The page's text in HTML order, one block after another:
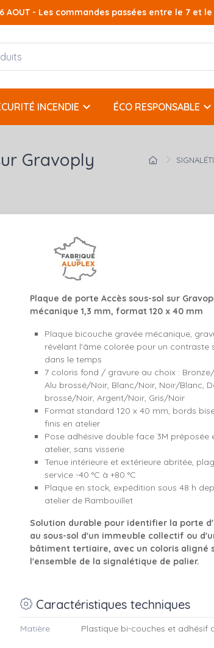
16 AOUT - Les commandes passées entre le 7 et
INCENDIE keyboard_arrow_down ÉCO RESPONSABLE keyboard_arrow_down
Gravoply
Plaque de porte Accès sous-sol sur
mécanique 1,3 mm, format 120 x 40 mm
Plaque bicouche gravée mécanique,
révélant l'âme colorée pour un contraste
dans le temps
7 coloris fond / gravure au choix :
Alu brossé/Noir, Blanc/Noir, Noir/Blanc,
brossé/Noir, Argent/Noir, Gris/Noir
Format standard 120 x 40 mm, bords
finis en atelier
Pose adhésive double face 3M préposée
atelier, sans visserie
Tenue intérieure et extérieure abritée,
service -40 °C à +80 °C
Plaque en stock, expédition sous 48 h
atelier de Rambouillet
Solution durable pour identifier la porte
au sous-sol d'un immeuble collectif ou
bâtiment tertiaire, avec un coloris aligné
l'ensemble de la signalétique de palier.
Caractéristiques techniques
Matière
Plastique bi-couches et adhésif